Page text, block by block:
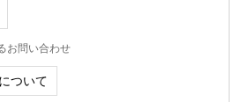
お問い合わせ
ついて